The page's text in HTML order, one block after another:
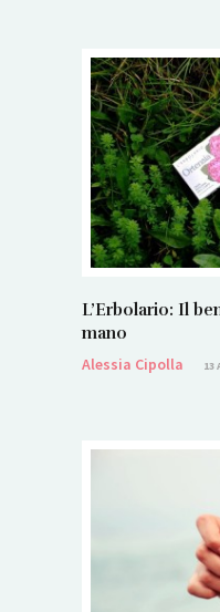
L’Erbolario: Il
mano
Alessia Cipolla
13